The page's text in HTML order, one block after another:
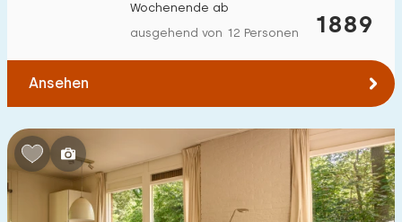
1889
Wochenende ab
ausgehend von 12 Personen
Ansehen